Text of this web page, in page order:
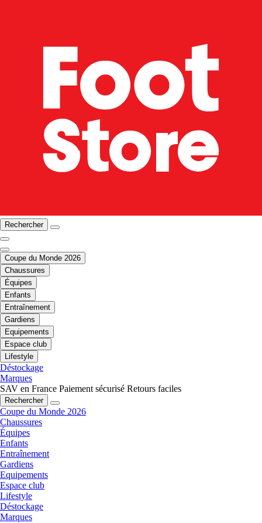
Rechercher
Coupe du Monde 2026
Chaussures
Équipes
Enfants
Entraînement
Gardiens
Equipements
Espace club
Lifestyle
Déstockage
Marques
SAV en France Paiement sécurisé Retours faciles
Rechercher
Coupe du Monde 2026
Chaussures
Équipes
Enfants
Entraînement
Gardiens
Equipements
Espace club
Lifestyle
Déstockage
Marques